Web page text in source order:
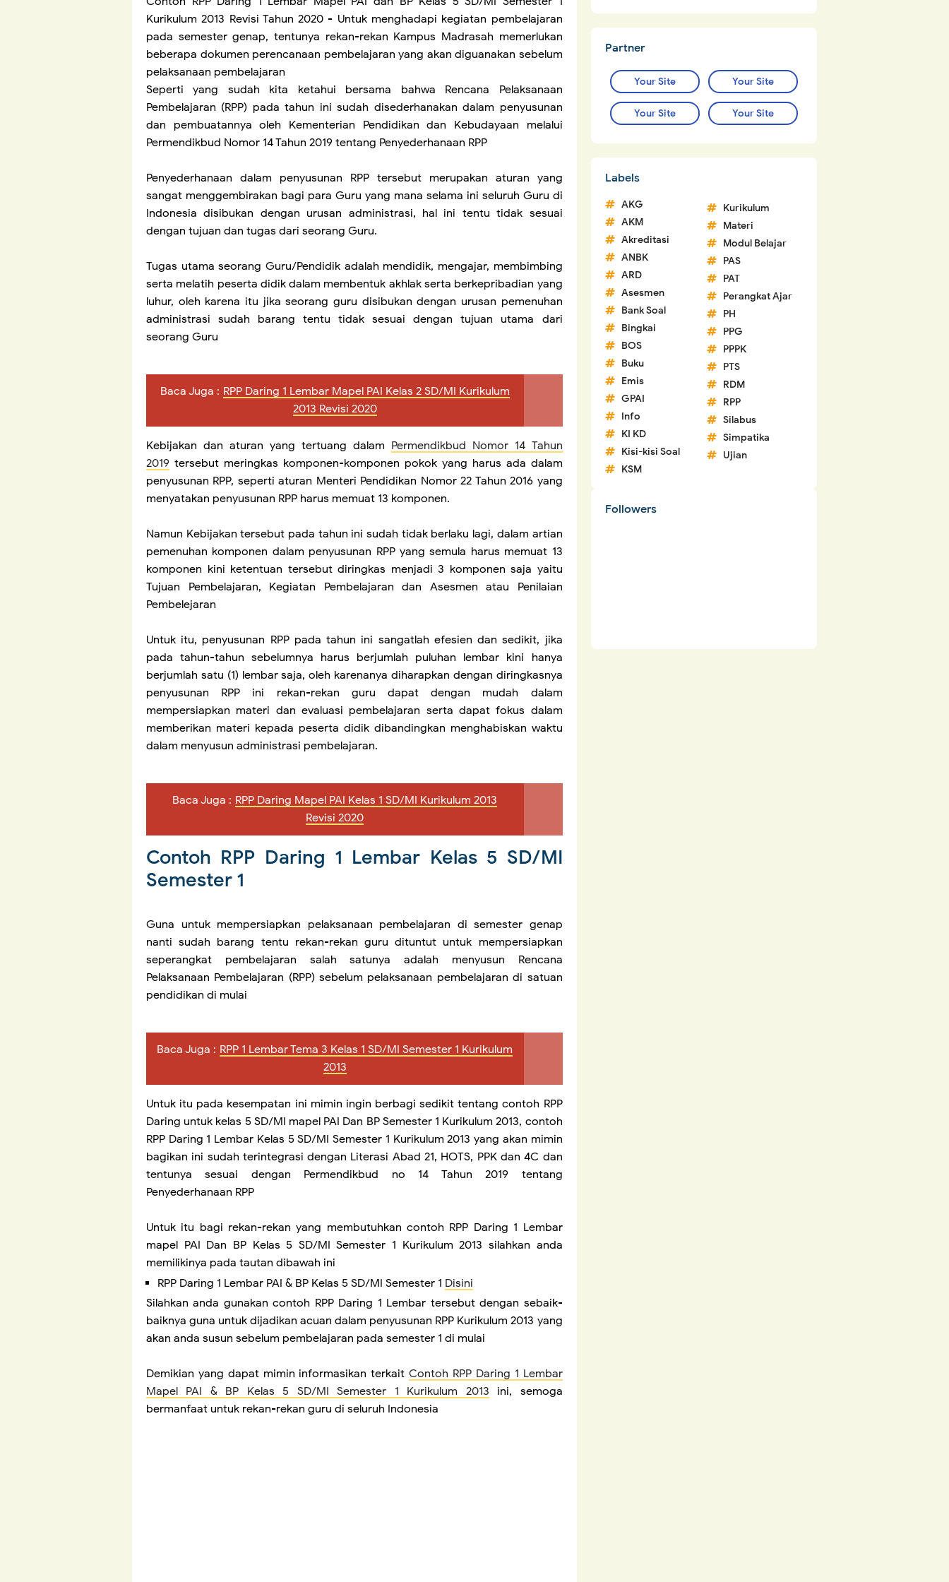
Kurikulum 2013 Revisi Tahun 2020 - Untuk menghadapi kegiatan pembelajaran
pada semester genap, tentunya rekan-rekan Kampus Madrasah memerlukan
beberapa dokumen perencanaan pembelajaran yang akan diguanakan sebelum
pelaksanaan pembelajaran
Seperti yang sudah kita ketahui bersama bahwa Rencana Pelaksanaan
Pembelajaran (RPP) pada tahun ini sudah disederhanakan dalam penyusunan
dan pembuatannya oleh Kementerian Pendidikan dan Kebudayaan melalui
Permendikbud Nomor 14 Tahun 2019 tentang Penyederhanaan RPP
Penyederhanaan dalam penyusunan RPP tersebut merupakan aturan yang
sangat menggembirakan bagi para Guru yang mana selama ini seluruh Guru di
Indonesia disibukan dengan urusan administrasi, hal ini tentu tidak sesuai
dengan tujuan dan tugas dari seorang Guru.
Tugas utama seorang Guru/Pendidik adalah mendidik, mengajar, membimbing
serta melatih peserta didik dalam membentuk akhlak serta berkepribadian yang
luhur, oleh karena itu jika seorang guru disibukan dengan urusan pemenuhan
administrasi sudah barang tentu tidak sesuai dengan tujuan utama dari
seorang Guru
Baca Juga : RPP Daring 1 Lembar Mapel PAI Kelas 2 SD/MI Kurikulum
2013 Revisi 2020
Kebijakan dan aturan yang tertuang dalam Permendikbud Nomor 14 Tahun
2019 tersebut meringkas komponen-komponen pokok yang harus ada dalam
penyusunan RPP, seperti aturan Menteri Pendidikan Nomor 22 Tahun 2016 yang
menyatakan penyusunan RPP harus memuat 13 komponen.
Namun Kebijakan tersebut pada tahun ini sudah tidak berlaku lagi, dalam artian
pemenuhan komponen dalam penyusunan RPP yang semula harus memuat 13
komponen kini ketentuan tersebut diringkas menjadi 3 komponen saja yaitu
Tujuan Pembelajaran, Kegiatan Pembelajaran dan Asesmen atau Penilaian
Pembelejaran
Untuk itu, penyusunan RPP pada tahun ini sangatlah efesien dan sedikit, jika
pada tahun-tahun sebelumnya harus berjumlah puluhan lembar kini hanya
berjumlah satu (1) lembar saja, oleh karenanya diharapkan dengan diringkasnya
penyusunan RPP ini rekan-rekan guru dapat dengan mudah dalam
mempersiapkan materi dan evaluasi pembelajaran serta dapat fokus dalam
memberikan materi kepada peserta didik dibandingkan menghabiskan waktu
dalam menyusun administrasi pembelajaran.
Baca Juga : RPP Daring Mapel PAI Kelas 1 SD/MI Kurikulum 2013
Revisi 2020
Contoh RPP Daring 1 Lembar Kelas 5 SD/MI
Semester 1
Guna untuk mempersiapkan pelaksanaan pembelajaran di semester genap
nanti sudah barang tentu rekan-rekan guru dituntut untuk mempersiapkan
seperangkat pembelajaran salah satunya adalah menyusun Rencana
Pelaksanaan Pembelajaran (RPP) sebelum pelaksanaan pembelajaran di satuan
pendidikan di mulai
Baca Juga : RPP 1 Lembar Tema 3 Kelas 1 SD/MI Semester 1 Kurikulum
2013
Untuk itu pada kesempatan ini mimin ingin berbagi sedikit tentang contoh RPP
Daring untuk kelas 5 SD/MI mapel PAI Dan BP Semester 1 Kurikulum 2013, contoh
RPP Daring 1 Lembar Kelas 5 SD/MI Semester 1 Kurikulum 2013 yang akan mimin
bagikan ini sudah terintegrasi dengan Literasi Abad 21, HOTS, PPK dan 4C dan
tentunya sesuai dengan Permendikbud no 14 Tahun 2019 tentang
Penyederhanaan RPP
Untuk itu bagi rekan-rekan yang membutuhkan contoh RPP Daring 1 Lembar
mapel PAI Dan BP Kelas 5 SD/MI Semester 1 Kurikulum 2013 silahkan anda
memilikinya pada tautan dibawah ini
RPP Daring 1 Lembar PAI & BP Kelas 5 SD/MI Semester 1 Disini
Silahkan anda gunakan contoh RPP Daring 1 Lembar tersebut dengan sebaik-
baiknya guna untuk dijadikan acuan dalam penyusunan RPP Kurikulum 2013 yang
akan anda susun sebelum pembelajaran pada semester 1 di mulai
Demikian yang dapat mimin informasikan terkaitContoh RPP Daring 1 Lembar
Mapel PAI & BP Kelas 5 SD/MI Semester 1 Kurikulum 2013 ini, semoga
bermanfaat untuk rekan-rekan guru di seluruh Indonesia
Partner
Your Site Your Site
Your Site Your Site
Labels
AKG
AKM
Akreditasi
ANBK
ARD
Asesmen
Bank Soal
Bingkai
BOS
Buku
Emis
GPAI
Info
KI KD
Kisi-kisi Soal
KSM
Kurikulum
Materi
Modul Belajar
PAS
PAT
Perangkat Ajar
PH
PPG
PPPK
PTS
RDM
RPP
Silabus
Simpatika
Ujian
Followers